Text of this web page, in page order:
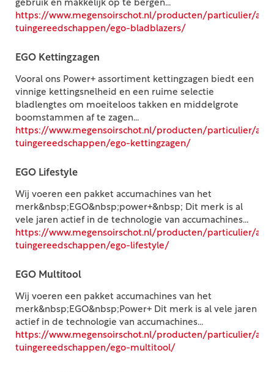
gebruik en makkelijk op te bergen...
https://www.megensoirschot.nl/producten/particulier/
tuingereedschappen/ego-bladblazers/
EGO Kettingzagen
Vooral ons Power+ assortiment kettingzagen biedt een
vinnige kettingsnelheid en een ruime selectie
bladlengtes om moeiteloos takken en middelgrote
boomstammen af te zagen...
https://www.megensoirschot.nl/producten/particulier/
tuingereedschappen/ego-kettingzagen/
EGO Lifestyle
Wij voeren een pakket accumachines van het
merk&nbsp;EGO&nbsp;power+&nbsp; Dit merk is al
vele jaren actief in de technologie van accumachines...
https://www.megensoirschot.nl/producten/particulier/
tuingereedschappen/ego-lifestyle/
EGO Multitool
Wij voeren een pakket accumachines van het
merk&nbsp;EGO&nbsp;Power+ Dit merk is al vele jaren
actief in de technologie van accumachines...
https://www.megensoirschot.nl/producten/particulier/
tuingereedschappen/ego-multitool/